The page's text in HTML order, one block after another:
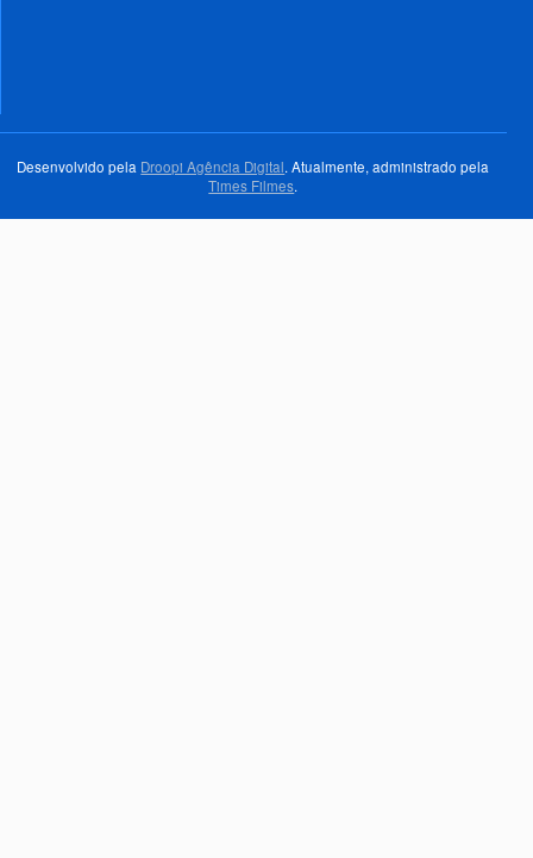
Desenvolvido pela Droopi Agência Digital. Atualmente, administrado pela
Times Filmes.